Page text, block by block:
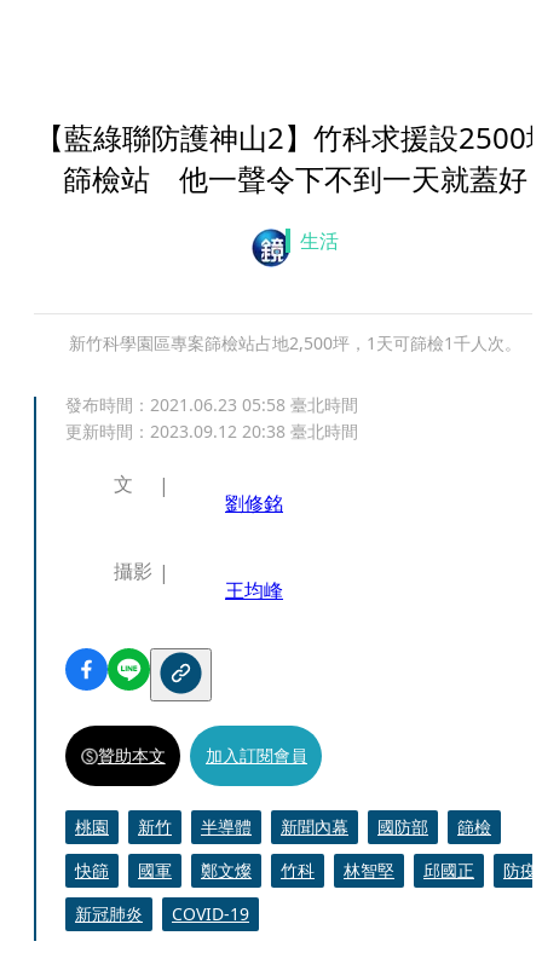
【藍綠聯防護神山2】竹科求援設2500
篩檢站 他一聲令下不到一天就蓋好
生活
新竹科學園區專案篩檢站占地2,500坪，1天可篩檢1千人次。
發布時間： 2021.06.23 05:58 臺北時間
更新時間： 2023.09.12 20:38 臺北時間
文
劉修銘
攝影
王均峰
贊助本文 加入訂閱會員
桃園 新竹 半導體 新聞內幕 國防部
篩檢
快篩
國軍 鄭文燦 竹科 林智堅 邱國正
防疫
新冠肺炎
COVID-19